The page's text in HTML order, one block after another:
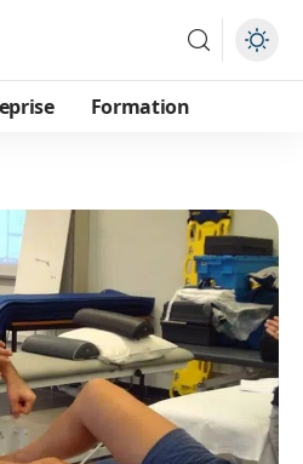
Formation